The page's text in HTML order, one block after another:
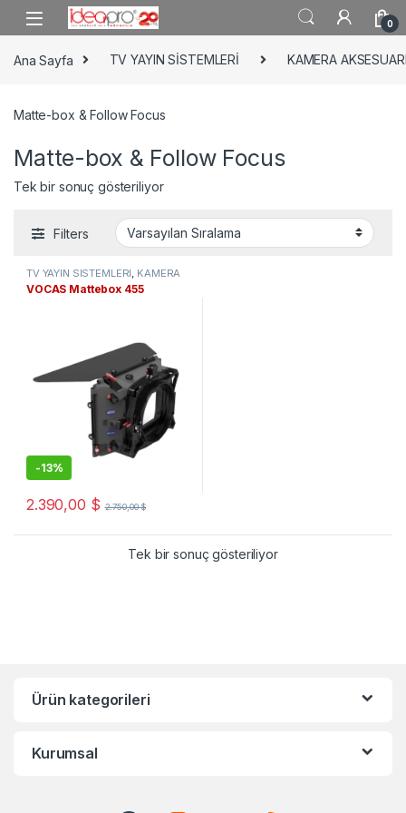
Skip to navigation
Skip to content
0
Ana Sayfa TV YAYIN SİSTEMLERİ KAMERA
Matte-box & Follow Focus
Matte-box & Follow Focus
Tek bir sonuç gösteriliyor
Filters
TV YAYIN SİSTEMLERİ KAMERA
AKSESUARLARI Matte-box &
Follow Focus
VOCAS Mattebox 455
-13%
2.390,00 $ 2.750,00$
Tek bir sonuç gösteriliyor
Ürün kategorileri
Kurumsal